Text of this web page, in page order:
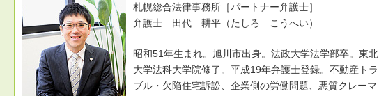
札幌総合法律事務所［パートナー弁護士］
弁護士 田代 耕平（たしろ こうへい）
昭和51年生まれ。旭川市出身。法政大学法学部卒。東北
大学法科大学院修了。平成19年弁護士登録。不動産トラ
ブル・欠陥住宅訴訟、企業側の労働問題、悪質クレーマ